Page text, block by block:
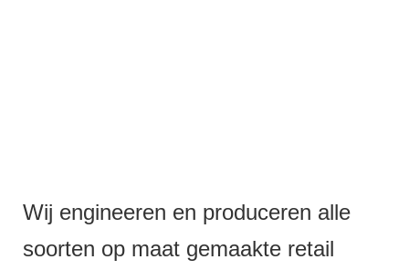
Wij engineeren en produceren alle
soorten op maat gemaakte retail